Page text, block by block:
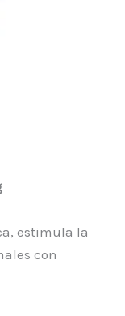
estimula la
con